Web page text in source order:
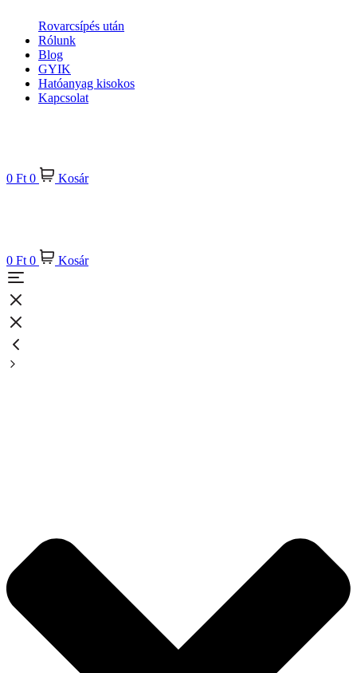
Rovarcsípés után
Rólunk
Blog
GYIK
Hatóanyag kisokos
Kapcsolat
0 Ft 0 Kosár
0 Ft 0 Kosár